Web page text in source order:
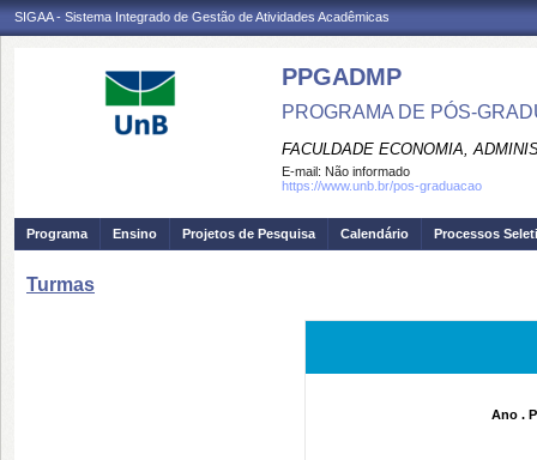
SIGAA - Sistema Integrado de Gestão de Atividades Acadêmicas
PPGADMP
PROGRAMA DE PÓS-
FACULDADE ECONOMIA,
E-mail: Não informado
https://www.unb.br/pos-graduacao
Programa Ensino Projetos de Pesquisa Calendário Processos
Turmas
Ano .